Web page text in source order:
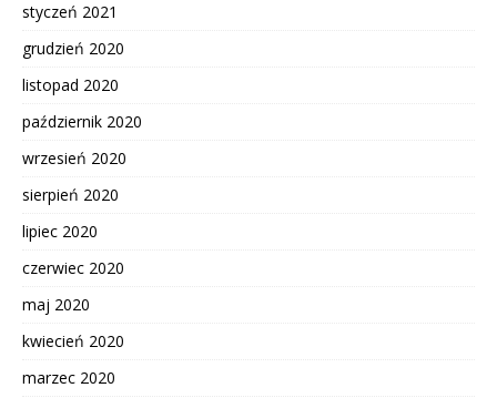
styczeń 2021
grudzień 2020
listopad 2020
październik 2020
wrzesień 2020
sierpień 2020
lipiec 2020
czerwiec 2020
maj 2020
kwiecień 2020
marzec 2020